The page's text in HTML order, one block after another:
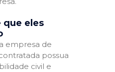
que eles
empresa de
possua
civil e